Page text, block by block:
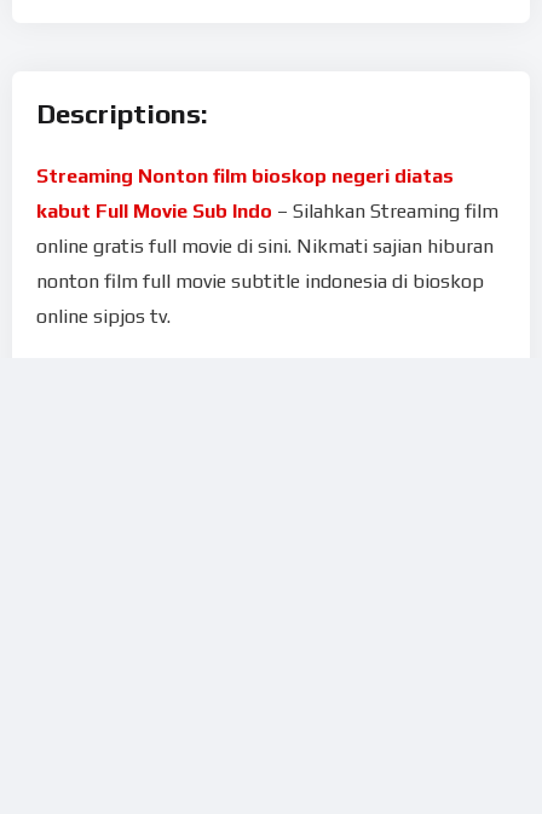
Descriptions:
Streaming Nonton film bioskop negeri diatas
kabut Full Movie Sub Indo – Silahkan Streaming film
online gratis full movie di sini. Nikmati sajian hiburan
nonton film full movie subtitle indonesia di bioskop
online sipjos tv.